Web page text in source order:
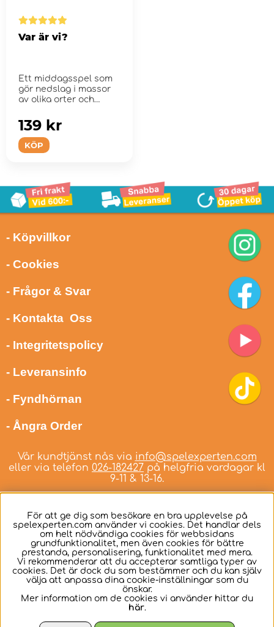
Var är vi?
Ett middagsspel som
gör nedslag i massor
av olika orter och
KÖP
139 kr
- Köpvillkor
- Cookies
- Frågor & Svar
- Kontakta Oss
- Integritetspolicy
- Leveransinfo
- Fyndhörnan
- Ångra Order
Vår kundtjänst nås via info@spelexperten.com
eller via telefon 026-182427 på helgfria vardagar kl
9-11 & 13-16.
Svenska
För att ge dig som besökare en bra upplevelse på
spelexperten.com använder vi cookies. Det handlar dels
om helt nödvändiga cookies för webbsidans
grundfunktionalitet, men även cookies för bättre
prestanda, personalisering, funktionalitet med mera.
Vi rekommenderar att du accepterar samtliga typer av
cookies. Det är dock du som bestämmer och du kan själv
välja att anpassa dina cookie-inställningar som du
önskar.
Mer information om de cookies vi använder hittar du
här.